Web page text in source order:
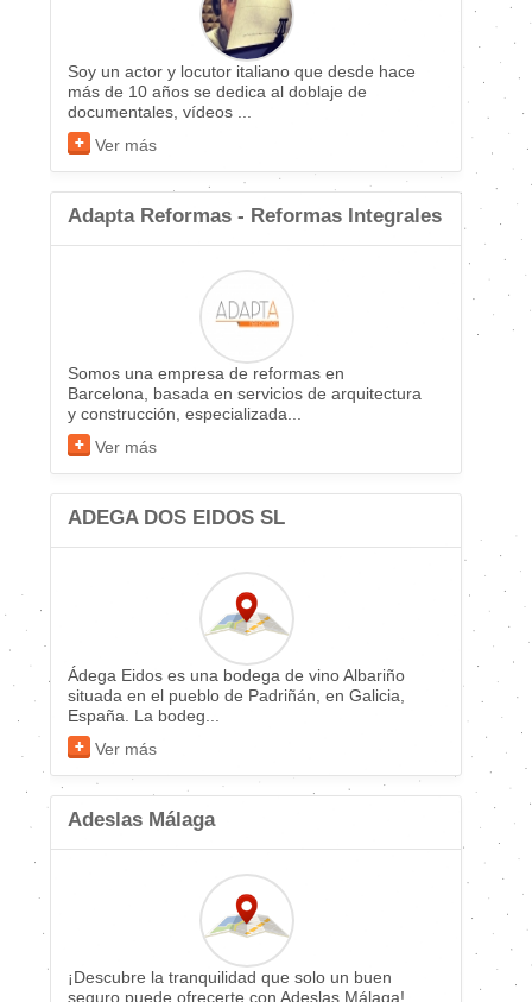
Soy un actor y locutor italiano que desde hace
más de 10 años se dedica al doblaje de
documentales, vídeos ...
Ver más
Adapta Reformas - Reformas Integrales
Somos una empresa de reformas en
Barcelona, basada en servicios de arquitectura
y construcción, especializada...
Ver más
ADEGA DOS EIDOS SL
Ádega Eidos es una bodega de vino Albariño
situada en el pueblo de Padriñán, en Galicia,
España. La bodeg...
Ver más
Adeslas Málaga
¡Descubre la tranquilidad que solo un buen
seguro puede ofrecerte con Adeslas Málaga!